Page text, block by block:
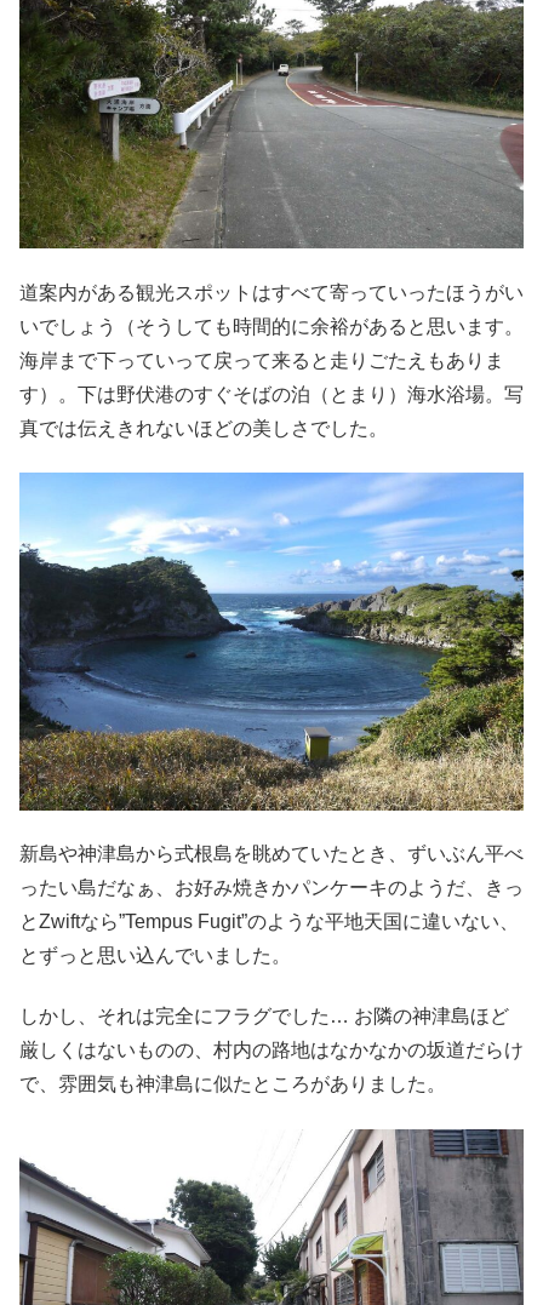
道案内がある観光スポットはすべて寄っていったほうがい
いでしょう（そうしても時間的に余裕があると思います。
海岸まで下っていって戻って来ると走りごたえもありま
す）。下は野伏港のすぐそばの泊（とまり）海水浴場。写
真では伝えきれないほどの美しさでした。
新島や神津島から式根島を眺めていたとき、ずいぶん平べ
ったい島だなぁ、お好み焼きかパンケーキのようだ、きっ
とZwiftなら”Tempus Fugit”のような平地天国に違いない、
とずっと思い込んでいました。
しかし、それは完全にフラグでした… お隣の神津島ほど
厳しくはないものの、村内の路地はなかなかの坂道だらけ
で、雰囲気も神津島に似たところがありました。